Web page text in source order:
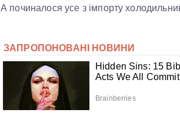
А починалося усе з імпорту